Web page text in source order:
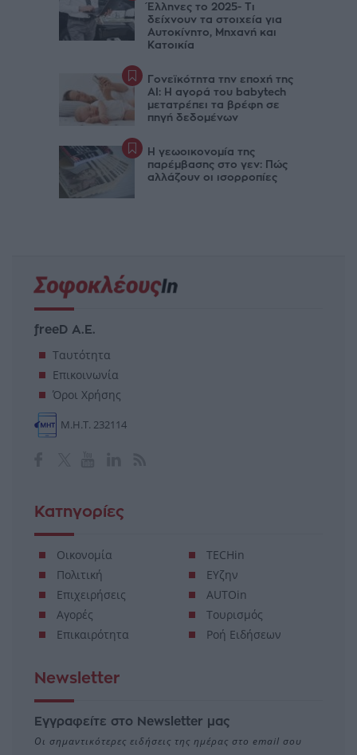
Έλληνες το 2025- Τι
δείχνουν τα στοιχεία για
Αυτοκίνητο, Μηχανή και
Κατοικία
Γονεϊκότητα την εποχή της
AI: Η αγορά του babytech
μετατρέπει τα βρέφη σε
πηγή δεδομένων
Η γεωοικονομία της
παρέμβασης στο γεν: Πώς
αλλάζουν οι ισορροπίες
freeD Α.Ε.
Ταυτότητα
Επικοινωνία
Όροι Χρήσης
Μ.Η.Τ. 232114
Κατηγορίες
Οικονομία
Πολιτική
Επιχειρήσεις
Αγορές
Επικαιρότητα
TECHin
ΕΥζην
AUTOin
Τουρισμός
Ροή Ειδήσεων
Newsletter
Εγγραφείτε στο Newsletter μας
Οι σημαντικότερες ειδήσεις της ημέρας στο email σου